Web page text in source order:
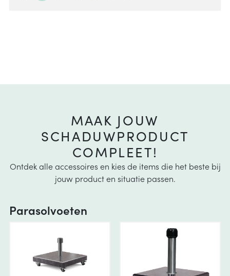
MAAK JOUW
SCHADUWPRODUCT
COMPLEET!
Ontdek alle accessoires en kies de items die het beste bij
jouw product en situatie passen.
Parasolvoeten